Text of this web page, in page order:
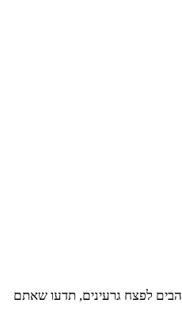
לפצח גרעינים, תדעו שאתם